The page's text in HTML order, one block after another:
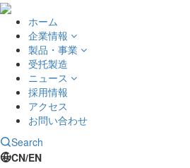
ホーム
企業情報
製品・事業
受托製造
ニュース
採用情報
アクセス
お問い合わせ
Search
CN/EN